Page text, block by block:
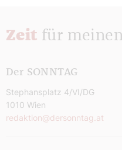
Zeit für
Der SONNTAG
Stephansplatz 4/VI/DG
1010 Wien
redaktion@dersonntag.at